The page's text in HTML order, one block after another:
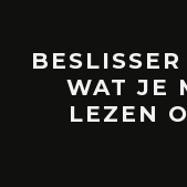
WAT JE
LEZEN